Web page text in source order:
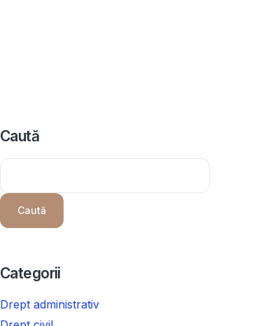
Caută
Caută
Categorii
Drept administrativ